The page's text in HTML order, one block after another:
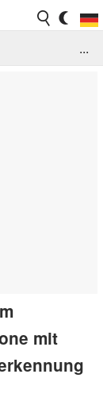
...
mit